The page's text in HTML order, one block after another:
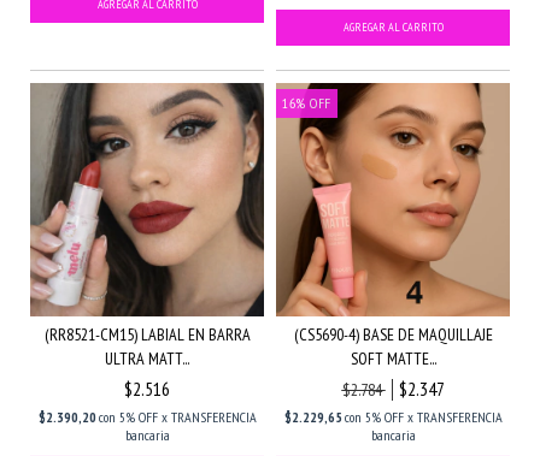
(RR8521-CM15) LABIAL EN BARRA
ULTRA MATT...
$2.516
$2.390,20con 5% OFF x TRANSFERENCIA
bancaria
16% OFF
(CS5690-4) BASE DE MAQUILLAJE
SOFT MATTE...
$2.784
$2.347
$2.229,65 con 5% OFF x TRANSFERENCIA
bancaria